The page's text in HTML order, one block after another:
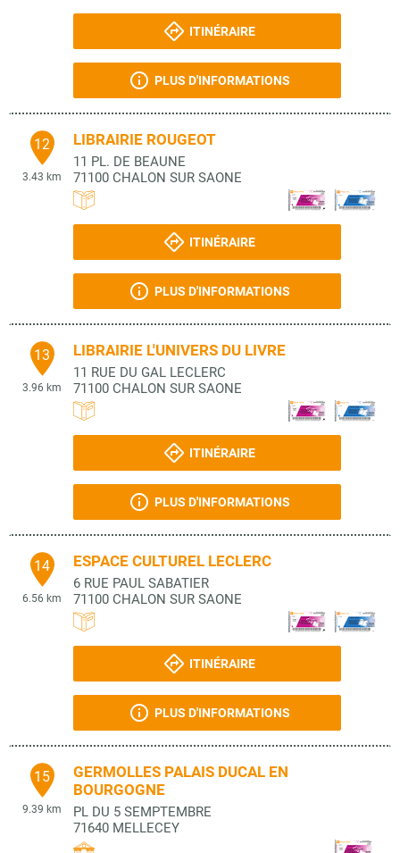
ITINÉRAIRE
PLUS D'INFORMATIONS
12
3.43 km
LIBRAIRIE ROUGEOT
11 PL. DE BEAUNE
71100 CHALON SUR SAONE
ITINÉRAIRE
PLUS D'INFORMATIONS
13
3.96 km
LIBRAIRIE L'UNIVERS DU LIVRE
11 RUE DU GAL LECLERC
71100 CHALON SUR SAONE
ITINÉRAIRE
PLUS D'INFORMATIONS
14
6.56 km
ESPACE CULTUREL LECLERC
6 RUE PAUL SABATIER
71100 CHALON SUR SAONE
ITINÉRAIRE
PLUS D'INFORMATIONS
15
9.39 km
GERMOLLES PALAIS DUCAL EN
BOURGOGNE
PL DU 5 SEMPTEMBRE
71640 MELLECEY